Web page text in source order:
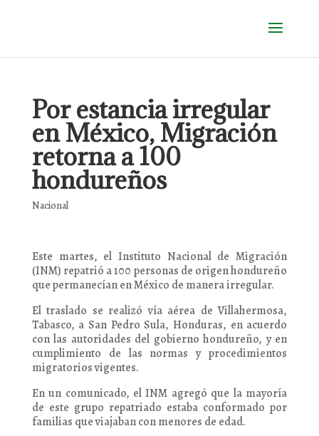
Por estancia irregular
en México, Migración
retorna a 100
hondureños
Nacional
Este martes, el Instituto Nacional de Migración
(INM) repatrió a 100 personas de origen hondureño
que permanecían en México de manera irregular.
El traslado se realizó vía aérea de Villahermosa,
Tabasco, a San Pedro Sula, Honduras, en acuerdo
con las autoridades del gobierno hondureño, y en
cumplimiento de las normas y procedimientos
migratorios vigentes.
En un comunicado, el INM agregó que la mayoría
de este grupo repatriado estaba conformado por
familias que viajaban con menores de edad.